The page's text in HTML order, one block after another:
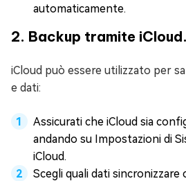
automaticamente.
2. Backup tramite iCloud.
iCloud può essere utilizzato per
e dati:
Assicurati che iCloud sia
andando su Impostazioni di
iCloud.
Scegli quali dati sincronizzare